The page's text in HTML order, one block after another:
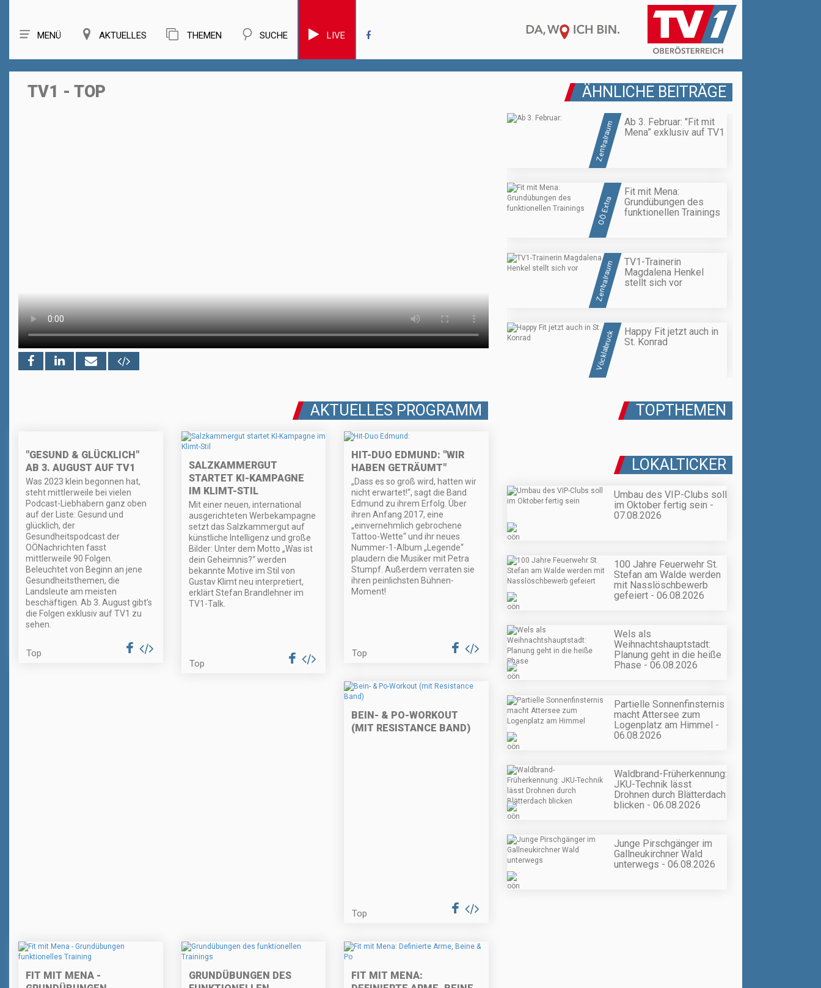
MENÜ AKTUELLES THEMEN SUCHE LIVE
TV1 - TOP ÄHNLICHE BEITRÄGE
Zentralraum
Ab 3. Februar: "Fit mit
Mena” exklusiv auf TV1
OÖ Extra
Fit mit Mena:
Grundübungen des
funktionellen Trainings
Zentralraum
TV1-Trainerin
Magdalena Henkel
stellt sich vor
Vöcklabruck
Happy Fit jetzt auch in
St. Konrad
AKTUELLES PROGRAMM
"GESUND & GLÜCKLICH"
AB 3. AUGUST AUF TV1
Was 2023 klein begonnen hat,
steht mittlerweile bei vielen
Podcast-Liebhabern ganz oben
auf der Liste: Gesund und
glücklich, der
Gesundheitspodcast der
OÖNachrichten fasst
mittlerweile 90 Folgen.
Beleuchtet von Beginn an jene
Gesundheitsthemen, die
Landsleute am meisten
beschäftigen. Ab 3. August gibt’s
die Folgen exklusiv auf TV1 zu
sehen.
Top
SALZKAMMERGUT
STARTET KI-KAMPAGNE
IM KLIMT-STIL
Mit einer neuen, international
ausgerichteten Werbekampagne
setzt das Salzkammergut auf
künstliche Intelligenz und große
Bilder: Unter dem Motto „Was ist
dein Geheimnis?“ werden
bekannte Motive im Stil von
Gustav Klimt neu interpretiert,
erklärt Stefan Brandlehner im
TV1-Talk.
Top
HIT-DUO EDMUND: "WIR
HABEN GETRÄUMT"
„Dass es so groß wird, hatten wir
nicht erwartet!“, sagt die Band
Edmund zu ihrem Erfolg. Über
ihren Anfang 2017, eine
„einvernehmlich gebrochene
Tattoo-Wette“ und ihr neues
Nummer-1-Album „Legende“
plaudern die Musiker mit Petra
Stumpf. Außerdem verraten sie
ihren peinlichsten Bühnen-
Moment!
Top
BEIN- & PO-WORKOUT
(MIT RESISTANCE BAND)
Top
FIT MIT MENA -
GRUNDÜBUNGEN DES
FIT MIT MENA:
TOPTHEMEN
LOKALTICKER
Umbau des VIP-Clubs soll
im Oktober fertig sein -
07.08.2026
100 Jahre Feuerwehr St.
Stefan am Walde werden
mit Nasslöschbewerb
gefeiert - 06.08.2026
Wels als
Weihnachtshauptstadt:
Planung geht in die heiße
Phase - 06.08.2026
Partielle Sonnenfinsternis
macht Attersee zum
Logenplatz am Himmel -
06.08.2026
Waldbrand-Früherkennung:
JKU-Technik lässt
Drohnen durch Blätterdach
blicken - 06.08.2026
Junge Pirschgänger im
Gallneukirchner Wald
unterwegs - 06.08.2026